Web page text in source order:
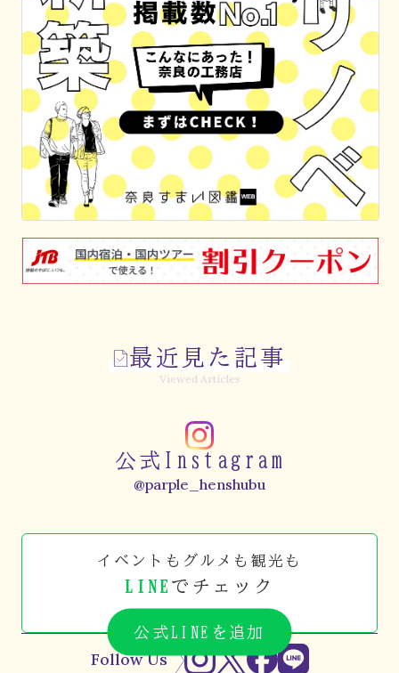
最近見た記事
Viewed Articles
公式Instagram
@parple_henshubu
イベントもグルメも観光も
LINE でチェック
公式LINEを追加
Follow Us